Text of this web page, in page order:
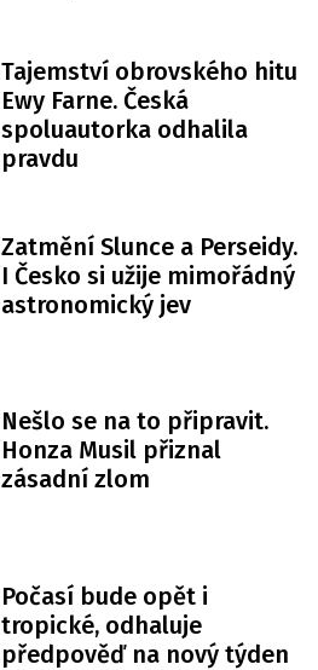
Tajemství obrovského hitu
Ewy Farne. Česká
spoluautorka odhalila
pravdu
Zatmění Slunce a Perseidy.
I Česko si užije mimořádný
astronomický jev
Nešlo se na to připravit.
Honza Musil přiznal
zásadní zlom
Počasí bude opět i
tropické, odhaluje
předpověď na nový týden